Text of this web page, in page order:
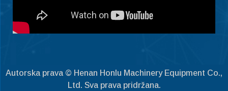
Autorska prava © Henan Honlu Machinery Equipment Co.,
Ltd. Sva prava pridržana.
Nederlands
Shqip
Ελληνικά
Čeština